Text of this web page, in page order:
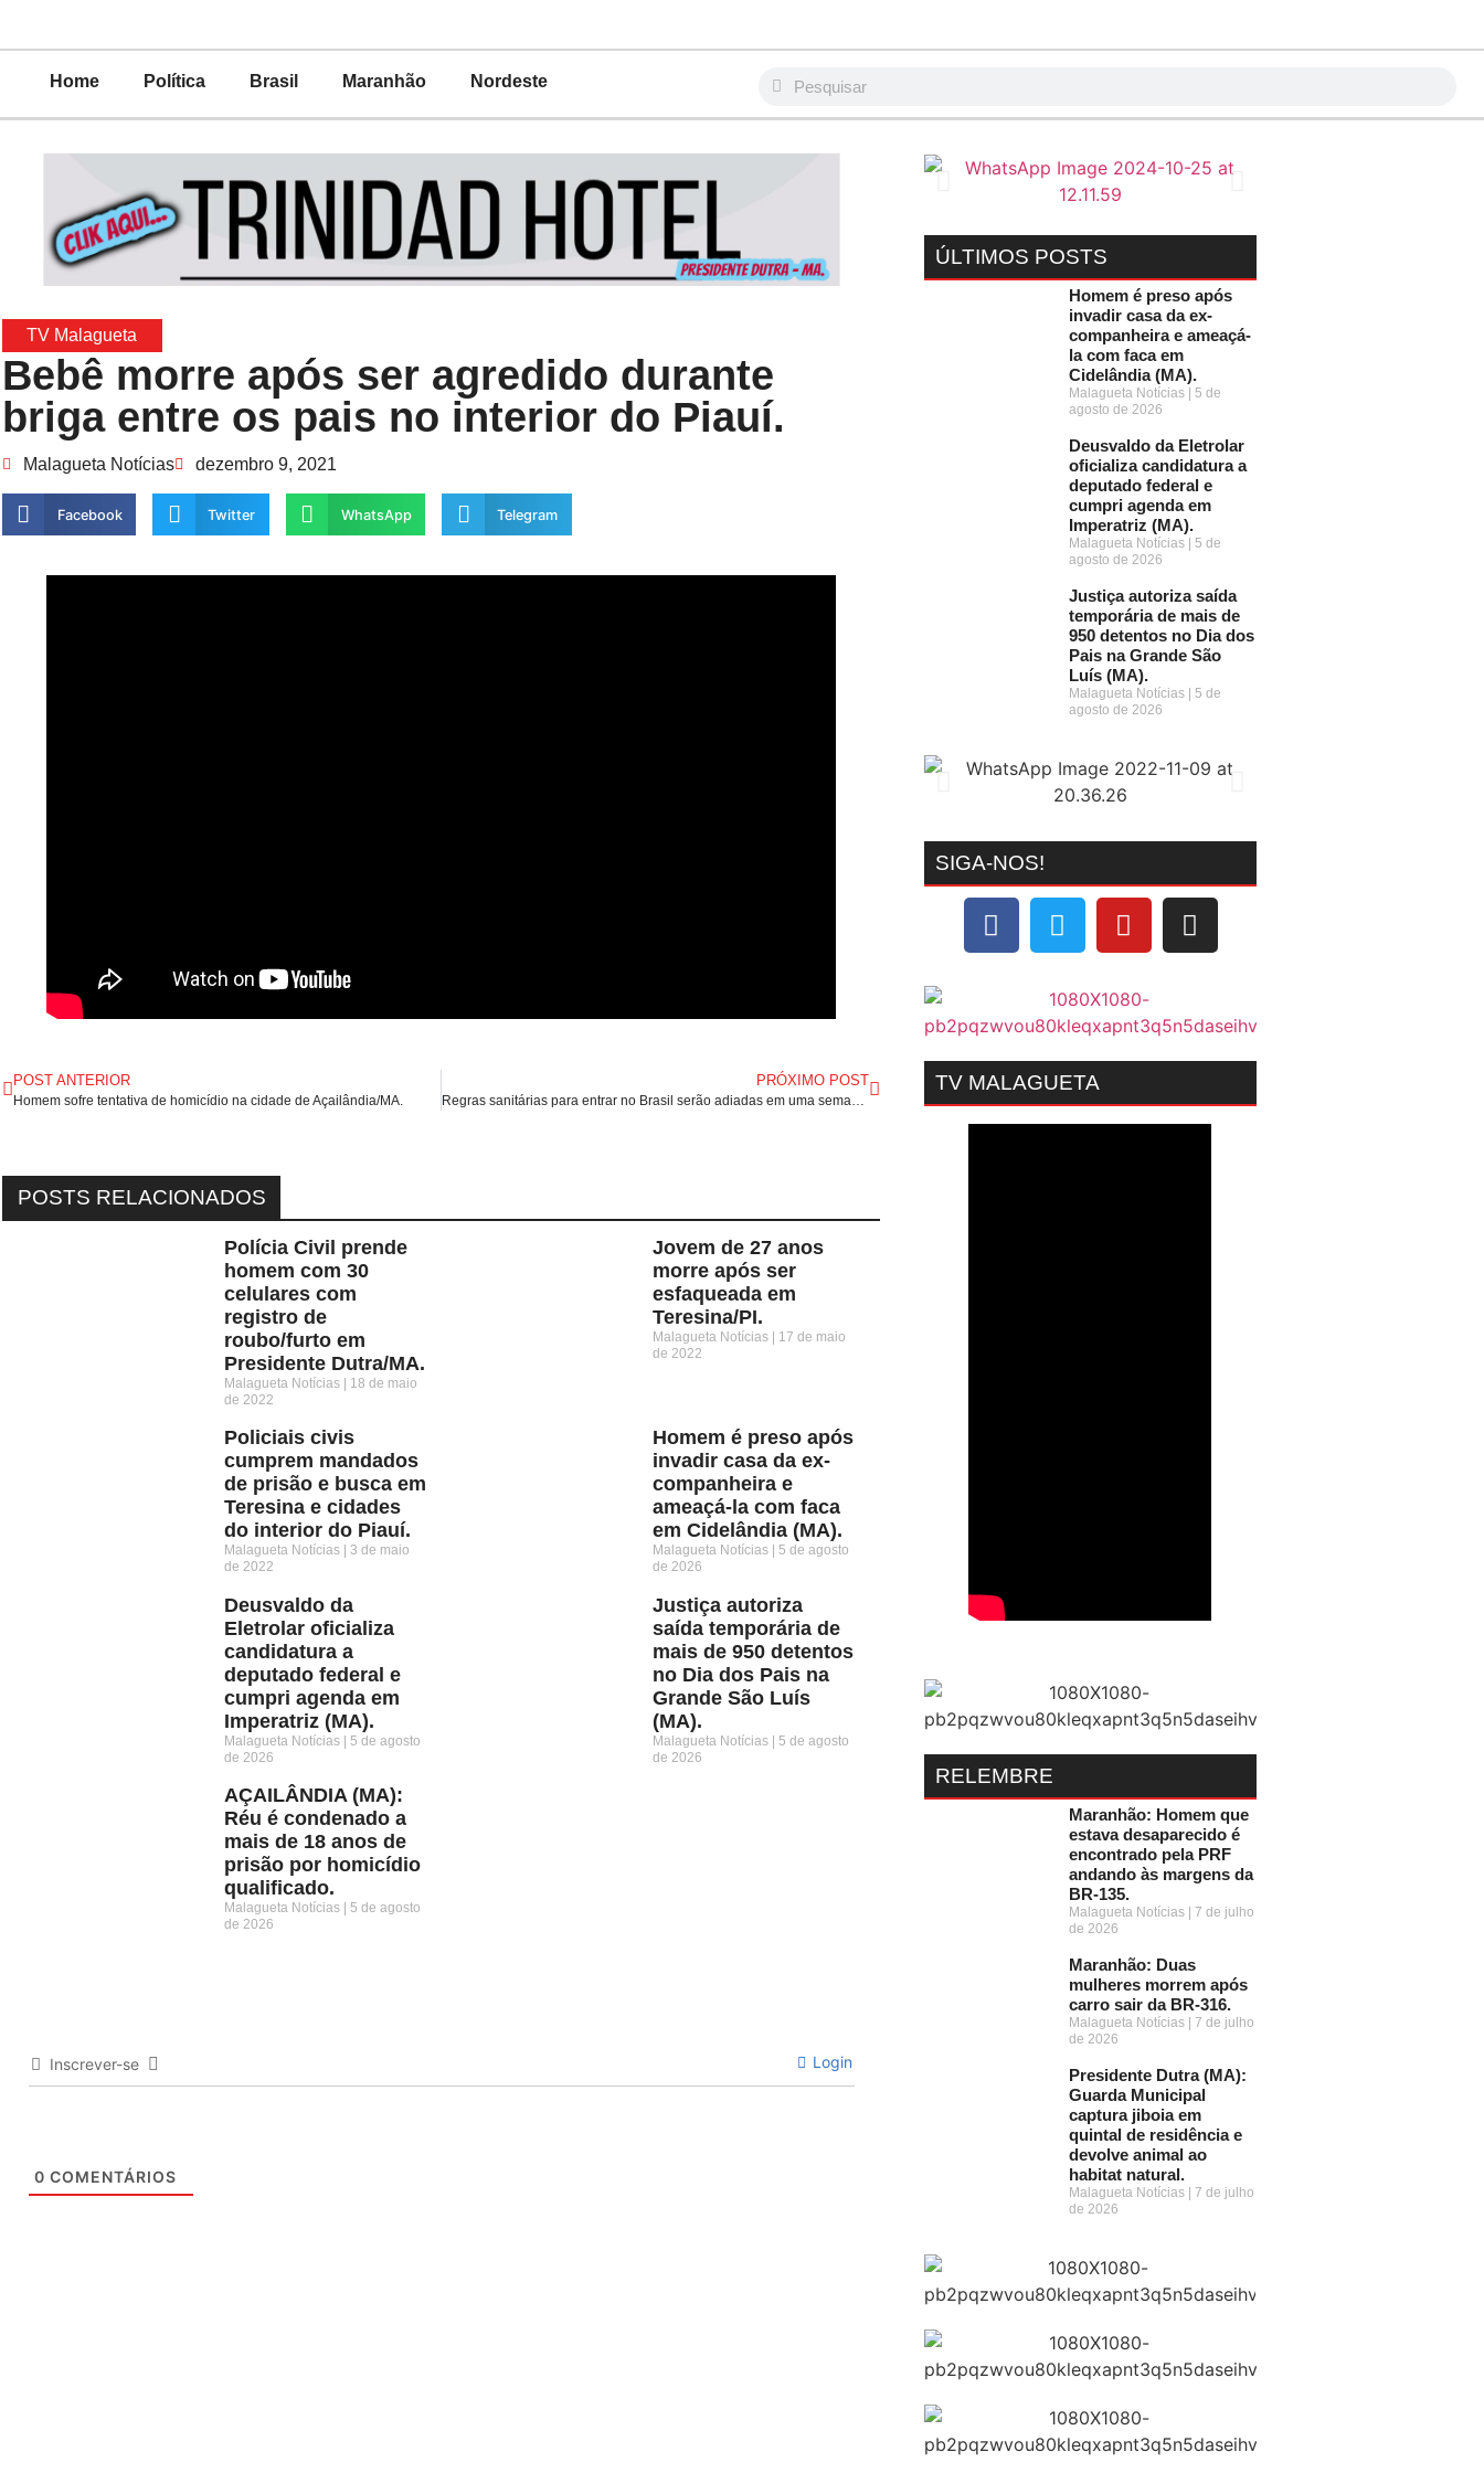
Home Política Brasil Maranhão Nordeste
TV Malagueta
Bebê morre após ser agredido durante
briga entre os pais no interior do Piauí.
Malagueta Notícias dezembro 9, 2021
Facebook Twitter WhatsApp Telegram
POST ANTERIOR
Homem sofre tentativa de homicídio na cidade de Açailândia/MA.
PRÓXIMO POST
POSTS RELACIONADOS
Polícia Civil prende
homem com 30
celulares com
registro de
roubo/furto em
Presidente Dutra/MA.
Malagueta Notícias
18 de maio
de 2022
Jovem de 27 anos
morre após ser
esfaqueada em
Teresina/PI.
Malagueta Notícias
17 de maio
de 2022
Policiais civis
cumprem mandados
de prisão e busca em
Teresina e cidades
do interior do Piauí.
Malagueta Notícias
3 de maio
de 2022
Homem é preso após
invadir casa da ex-
companheira e
ameaçá-la com faca
em Cidelândia (MA).
Malagueta Notícias
5 de agosto
de 2026
Deusvaldo da
Eletrolar oficializa
candidatura a
deputado federal e
cumpri agenda em
Imperatriz (MA).
Malagueta Notícias
5 de agosto
de 2026
Justiça autoriza
saída temporária de
mais de 950 detentos
no Dia dos Pais na
Grande São Luís
(MA).
Malagueta Notícias
5 de agosto
de 2026
AÇAILÂNDIA (MA):
Réu é condenado a
mais de 18 anos de
prisão por homicídio
qualificado.
Malagueta Notícias
5 de agosto
de 2026
Inscrever-se Login
0 COMENTÁRIOS
ÚLTIMOS POSTS
Homem é preso após
invadir casa da ex-
companheira e ameaçá-
la com faca em
Cidelândia (MA).
Malagueta Notícias
5 de
agosto de 2026
Deusvaldo da Eletrolar
oficializa candidatura a
deputado federal e
cumpri agenda em
Imperatriz (MA).
Malagueta Notícias
5 de
agosto de 2026
Justiça autoriza saída
temporária de mais de
950 detentos no Dia dos
Pais na Grande São
Luís (MA).
Malagueta Notícias
5 de
agosto de 2026
SIGA-NOS!
TV MALAGUETA
RELEMBRE
Maranhão: Homem que
estava desaparecido é
encontrado pela PRF
andando às margens da
BR-135.
Malagueta Notícias
7 de julho
de 2026
Maranhão: Duas
mulheres morrem após
carro sair da BR-316.
Malagueta Notícias
7 de julho
de 2026
Presidente Dutra (MA):
Guarda Municipal
captura jiboia em
quintal de residência e
devolve animal ao
habitat natural.
Malagueta Notícias
7 de julho
de 2026